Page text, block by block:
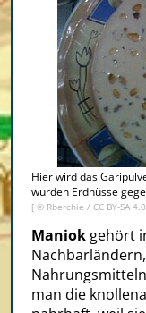
Hier wird das
wurden Erdnüsse
[ © Rberchie / CC BY-SA 4.0
Maniok gehört
man die